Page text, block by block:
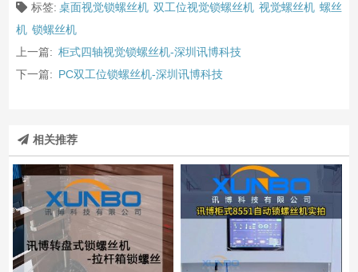
标签: 桌面视觉锁螺丝机 双工位视觉锁螺丝机 视觉螺丝机 螺丝
机 锁螺丝机
上一篇: 柜式四轴视觉锁螺丝机-深圳讯博科技
下一篇: PC双工位锁螺丝机-深圳讯博科技
相关推荐